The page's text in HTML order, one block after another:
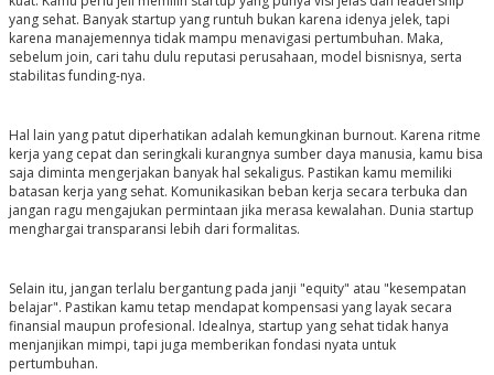
yang sehat. Banyak startup yang runtuh bukan karena idenya jelek, tapi
karena manajemennya tidak mampu menavigasi pertumbuhan. Maka,
sebelum join, cari tahu dulu reputasi perusahaan, model bisnisnya, serta
stabilitas funding-nya.
Hal lain yang patut diperhatikan adalah kemungkinan burnout. Karena ritme
kerja yang cepat dan seringkali kurangnya sumber daya manusia, kamu bisa
saja diminta mengerjakan banyak hal sekaligus. Pastikan kamu memiliki
batasan kerja yang sehat. Komunikasikan beban kerja secara terbuka dan
jangan ragu mengajukan permintaan jika merasa kewalahan. Dunia startup
menghargai transparansi lebih dari formalitas.
Selain itu, jangan terlalu bergantung pada janji "equity" atau "kesempatan
belajar". Pastikan kamu tetap mendapat kompensasi yang layak secara
finansial maupun profesional. Idealnya, startup yang sehat tidak hanya
menjanjikan mimpi, tapi juga memberikan fondasi nyata untuk
pertumbuhan.